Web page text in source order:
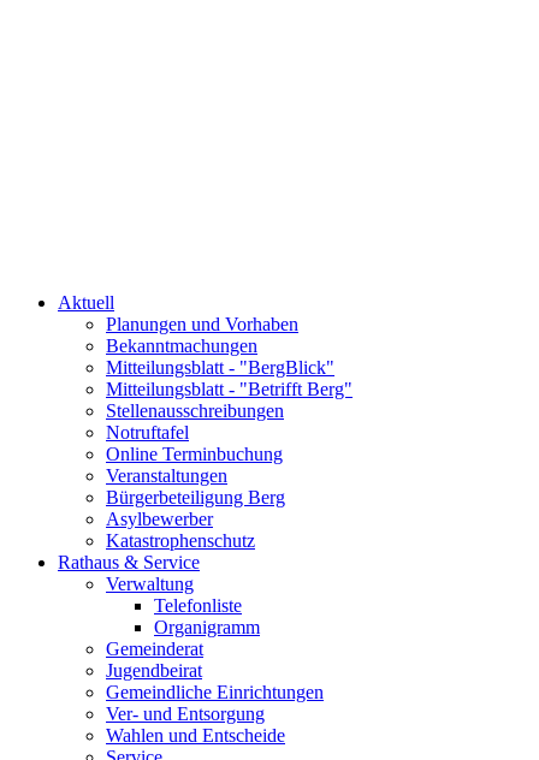
Aktuell
Planungen und Vorhaben
Bekanntmachungen
Mitteilungsblatt - "BergBlick"
Mitteilungsblatt - "Betrifft Berg"
Stellenausschreibungen
Notruftafel
Online Terminbuchung
Veranstaltungen
Bürgerbeteiligung Berg
Asylbewerber
Katastrophenschutz
Rathaus & Service
Verwaltung
Telefonliste
Organigramm
Gemeinderat
Jugendbeirat
Gemeindliche Einrichtungen
Ver- und Entsorgung
Wahlen und Entscheide